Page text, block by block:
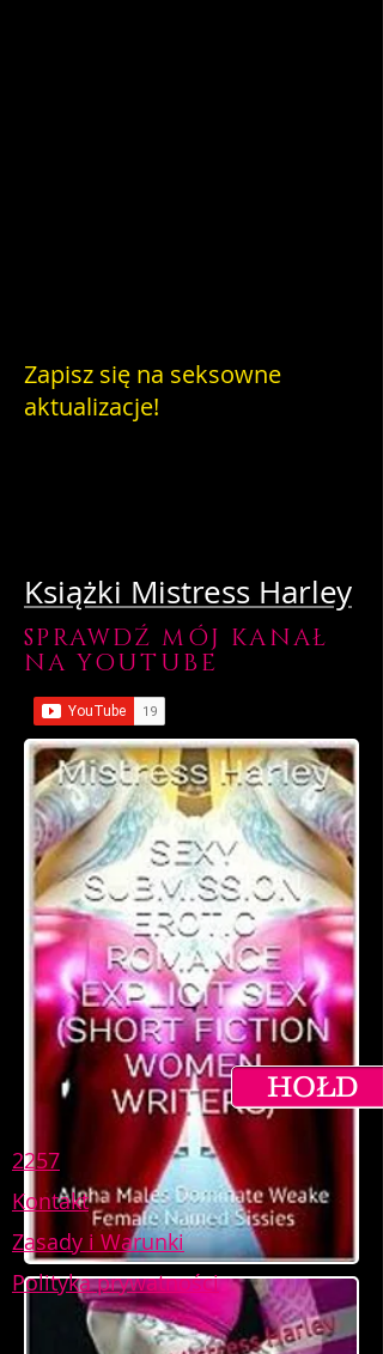
Zapisz się na seksowne
aktualizacje!
Książki Mistress Harley
SPRAWDŹ MÓJ KANAŁ
NA YOUTUBE
HOŁD
2257
Kontakt
Zasady i Warunki
Polityka prywatności